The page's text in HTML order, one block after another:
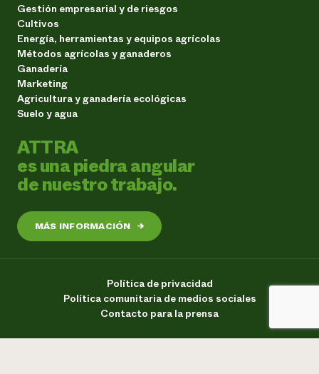
Gestión empresarial y de riesgos
Cultivos
Energía, herramientas y equipos agrícolas
Métodos agrícolas y ganaderos
Ganadería
Marketing
Agricultura y ganadería ecológicas
Suelo y agua
ATTRA
es una piedra angular
de nuestro trabajo.
MÁS INFORMACIÓN →
Política de privacidad
Política comunitaria de medios sociales
Contacto para la prensa